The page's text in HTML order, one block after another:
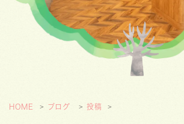
HOME ブログ 投稿